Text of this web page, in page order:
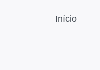
Início